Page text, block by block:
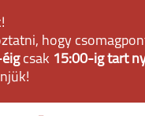
hogy
csak 15:00-ig tart